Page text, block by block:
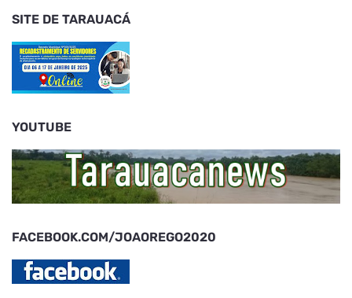
SITE DE TARAUACÁ
YOUTUBE
FACEBOOK.COM/JOAOREGO2020